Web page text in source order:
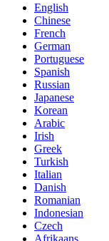
English
Chinese
French
German
Portuguese
Spanish
Russian
Japanese
Korean
Arabic
Irish
Greek
Turkish
Italian
Danish
Romanian
Indonesian
Czech
Afrikaans